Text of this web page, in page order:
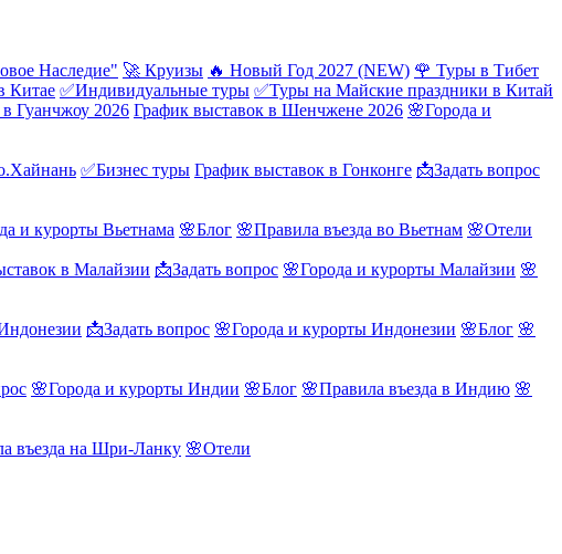
Наследие" 🚀 Круизы 🔥 Новый Год 2027 (NEW) 🌹 Туры в Тибет
Китае ✅Индивидуальные туры ✅Туры на Майские праздники в Китай
Гуанчжоу 2026 График выставок в Шенчжене 2026 🌸Города и
✅Бизнес туры График выставок в Гонконге 📩Задать вопрос
и курорты Вьетнама 🌸Блог 🌸Правила въезда во Вьетнам 🌸Отели
в Малайзии 📩Задать вопрос 🌸Города и курорты Малайзии 🌸
📩Задать вопрос 🌸Города и курорты Индонезии 🌸Блог 🌸
🌸Города и курорты Индии 🌸Блог 🌸Правила въезда в Индию 🌸
въезда на Шри-Ланку 🌸Отели